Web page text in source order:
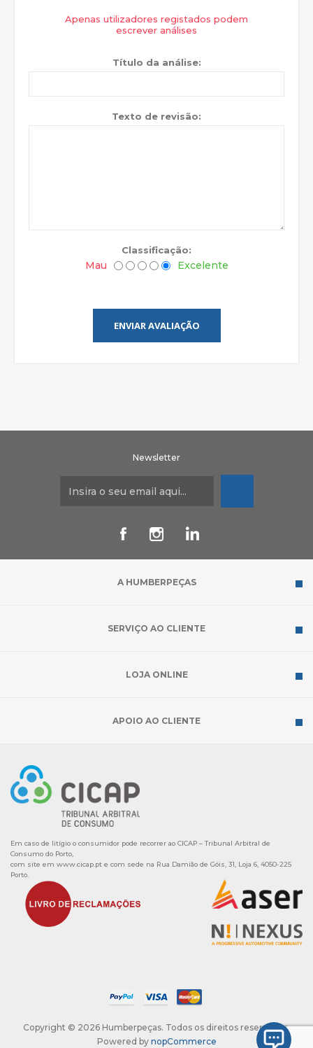
Apenas utilizadores registados podem
escrever análises
Título da análise:
Texto de revisão:
Classificação:
Mau Excelente
ENVIAR AVALIAÇÃO
Newsletter
A HUMBERPEÇAS
SERVIÇO AO CLIENTE
LOJA ONLINE
APOIO AO CLIENTE
Em caso de litígio o consumidor pode recorrer ao CICAP – Tribunal Arbitral de
Consumo do Porto,
com site em www.cicap.pt e com sede na Rua Damião de Góis, 31, Loja 6, 4050-225
Porto.
Copyright © 2026 Humberpeças. Todos os direitos reservados.
Powered by nopCommerce